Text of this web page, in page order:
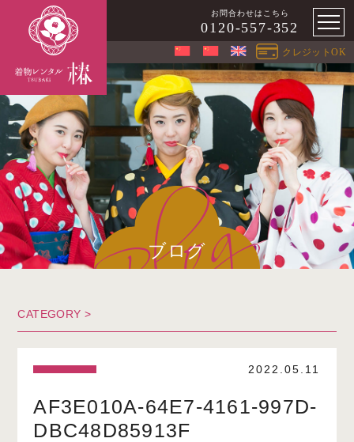
お問合わせはこちら
0120-557-352
クレジットOK
ブログ
CATEGORY >
2022.05.11
AF3E010A-64E7-4161-997D-
DBC48D85913F